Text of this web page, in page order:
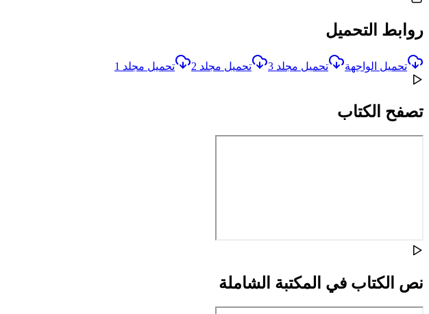
روابط التحميل
تحميل الواجهة تحميل مجلد 3 تحميل مجلد 2 تحميل مجلد 1
تصفح الكتاب
نص الكتاب في المكتبة الشاملة